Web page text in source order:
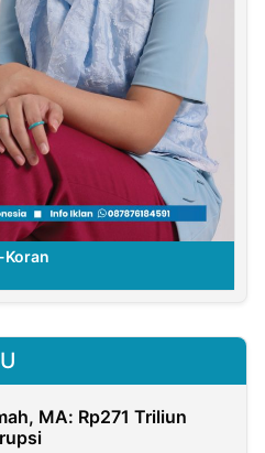
Koran
MA: Rp271 Triliun